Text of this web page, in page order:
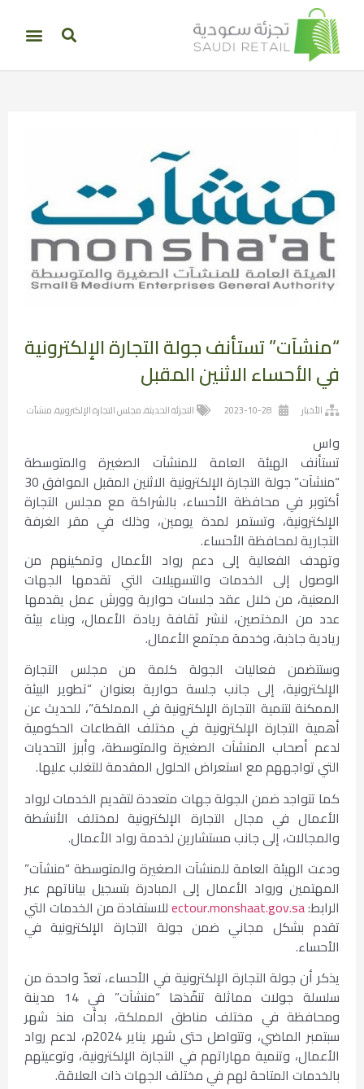
“منشآت” تستأنف جولة التجارة الإلكترونية
في الأحساء الاثنين المقبل
الأخبار 2023-10-28 التجزئة الحديثة,مجلس التجارة الإلكترونية,منشآت
واس
تستأنف الهيئة العامة للمنشآت الصغيرة والمتوسطة
“منشآت” جولة التجارة الإلكترونية الاثنين المقبل الموافق 30
أكتوبر في محافظة الأحساء، بالشراكة مع مجلس التجارة
الإلكترونية، وتستمر لمدة يومين، وذلك في مقر الغرفة
التجارية لمحافظة الأحساء.
وتهدف الفعالية إلى دعم رواد الأعمال وتمكينهم من
الوصول إلى الخدمات والتسهيلات التي تقدمها الجهات
المعنية، من خلال عقد جلسات حوارية وورش عمل يقدمها
عدد من المختصين، لنشر ثقافة ريادة الأعمال، وبناء بيئة
ريادية جاذبة، وخدمة مجتمع الأعمال.
وستتضمن فعاليات الجولة كلمة من مجلس التجارة
الإلكترونية، إلى جانب جلسة حوارية بعنوان “تطوير البيئة
الممكنة لتنمية التجارة الإلكترونية في المملكة”، للحديث عن
أهمية التجارة الإلكترونية في مختلف القطاعات الحكومية
لدعم أصحاب المنشآت الصغيرة والمتوسطة، وأبرز التحديات
التي تواجههم مع استعراض الحلول المقدمة للتغلب عليها.
كما تتواجد ضمن الجولة جهات متعددة لتقديم الخدمات لرواد
الأعمال في مجال التجارة الإلكترونية لمختلف الأنشطة
والمجالات، إلى جانب مستشارين لخدمة رواد الأعمال.
ودعت الهيئة العامة للمنشآت الصغيرة والمتوسطة “منشآت”
المهتمين ورواد الأعمال إلى المبادرة بتسجيل بياناتهم عبر
الرابط:ectour.monshaat.gov.saللاستفادة من الخدمات التي
تقدم بشكل مجاني ضمن جولة التجارة الإلكترونية في
الأحساء.
يذكر أن جولة التجارة الإلكترونية في الأحساء، تعدّ واحدة من
سلسلة جولات مماثلة تنفّذها “منشآت” في 14 مدينة
ومحافظة في مختلف مناطق المملكة، بدأت منذ شهر
سبتمبر الماضي، وتتواصل حتى شهر يناير 2024م، لدعم رواد
الأعمال، وتنمية مهاراتهم في التجارة الإلكترونية، وتوعيتهم
بالخدمات المتاحة لهم في مختلف الجهات ذات العلاقة.